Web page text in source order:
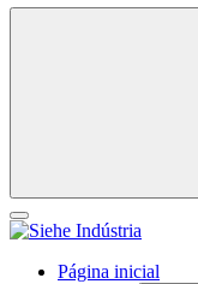
Página inicial